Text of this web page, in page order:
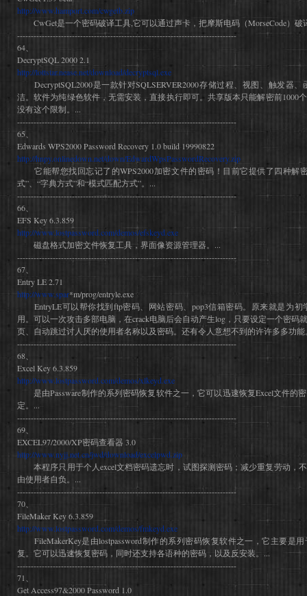
http://www.hamport.com/cwgetb.zip
CwGet是一个密码破译工具,它可以通过声卡，把摩斯电码（MorseCode）破
--------------------------------------------------------------------------------
64、
DecryptSQL 2000 2.1
http://lottstar.nease.net/download/decryptsql.exe
DecryptSQL2000是一款针对SQLSERVER2000存储过程、视图、触发器
洁。软件为纯绿色软件，无需安装，直接执行即可。共享版本只能解密前1000
没有这个限制。...
--------------------------------------------------------------------------------
65、
Edwards WPS2000 Password Recovery 1.0 build 19990822
http://hnpy.onlinedown.net/down/EdwardWpsPasswordRecovery.zip
它能帮您找回忘记了的WPS2000加密文件的密码！目前它提供了四种解
式”、“字典方式”和“模式匹配方式”。...
--------------------------------------------------------------------------------
66、
EFS Key 6.3.859
http://www.lostpassword.com/demos/efskeyd.exe
磁盘格式加密文件恢复工具，界面像资源管理器。...
--------------------------------------------------------------------------------
67、
Entry LE 2.71
http://www.spar*m/prog/entryle.exe
EntryLE可以帮你找到ftp密码、网站密码、pop3信箱密码。原来就是为初
用。可以一次攻击多部电脑，在crack电脑后会自动产生log，只要设定一个密码
页、自动跳过讨人厌的使用者名称以及密码。还有令人意想不到的许许多多功能
--------------------------------------------------------------------------------
68、
Excel Key 6.3.859
http://www.lostpassword.com/demos/xlkeyd.exe
是由Passware制作的系列密码恢复软件之一，它可以迅速恢复Excel文件的
定。...
--------------------------------------------------------------------------------
69、
EXCEL97/2000/XP密码查看器 3.0
http://www.nyjj.net.cn/jwd/download/excelpwd.zip
本程序只用于个人excel文档密码遗忘时，试图探测密码；减少重复劳动，
由使用者自负。...
--------------------------------------------------------------------------------
70、
FileMaker Key 6.3.859
http://www.lostpassword.com/demos/fmkeyd.exe
FileMakerKey是由lostpassword制作的系列密码恢复软件之一，它主要是用
复。它可以迅速恢复密码，同时还支持各语种的密码，以及反安装。...
--------------------------------------------------------------------------------
71、
Get Access97&2000 Password 1.0